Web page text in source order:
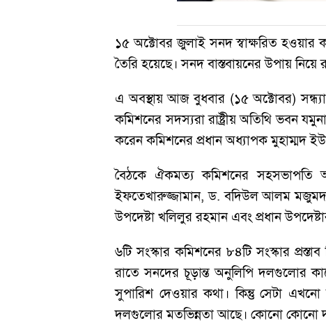
১৫ অক্টোবর জুলাই সনদ স্বাক্ষরিত হওয়ার
তৈরি হয়েছে। সনদ বাস্তবায়নের উপায়
এ অবস্থায় আজ বুধবার (১৫ অক্টোবর)
কমিশনের সদস্যরা রাষ্ট্রীয় অতিথি ভবন
করেন কমিশনের প্রধান অধ্যাপক মুহাম্মদ
বৈঠকে ঐকমত্য কমিশনের
ইফতেখারুজ্জামান, ড. বদিউল আলম
উপদেষ্টা খলিলুর রহমান এবং প্রধান
৬টি সংস্কার কমিশনের ৮৪টি সংস্কার
রাতে সনদের চূড়ান্ত অনুলিপি দলগুলোর
সুপারিশ দেওয়ার কথা। কিন্তু সেটা
দলগুলোর মতভিন্নতা আছে। কোনো কোনো দল